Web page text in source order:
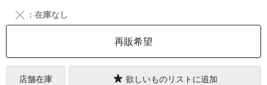
╳ ：在庫なし
再販希望
店舗在庫 欲しいものリストに追加